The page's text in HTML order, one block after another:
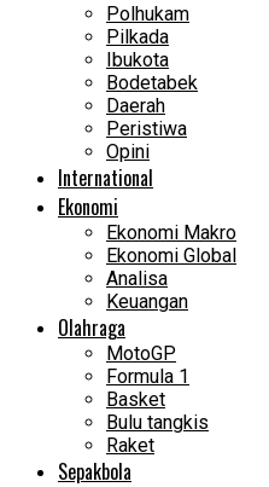
Polhukam
Pilkada
Ibukota
Bodetabek
Daerah
Peristiwa
Opini
International
Ekonomi
Ekonomi Makro
Ekonomi Global
Analisa
Keuangan
Olahraga
MotoGP
Formula 1
Basket
Bulu tangkis
Raket
Sepakbola